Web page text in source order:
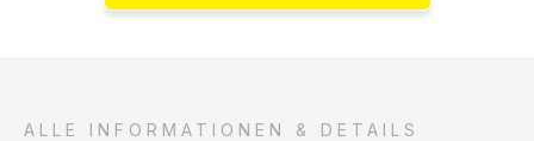
ALLE INFORMATIONEN & DETAILS